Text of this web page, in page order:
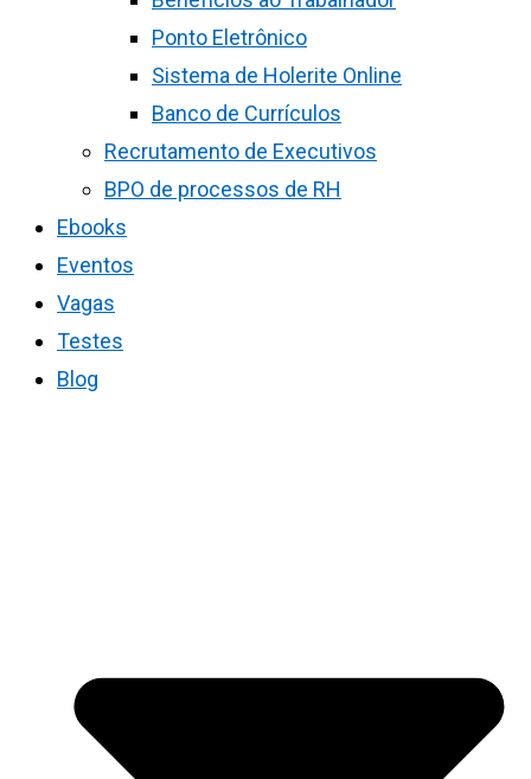
Ponto Eletrônico
Sistema de Holerite Online
Banco de Currículos
Recrutamento de Executivos
BPO de processos de RH
Ebooks
Eventos
Vagas
Testes
Blog